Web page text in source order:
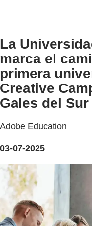
La
marca el
primera
Creative
Gales del Sur
Adobe Education
03-07-2025